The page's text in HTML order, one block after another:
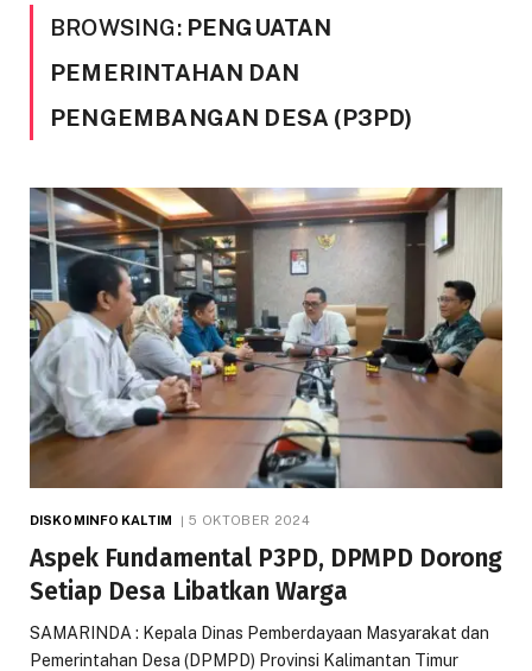
BROWSING: PENGUATAN
PEMERINTAHAN DAN
PENGEMBANGAN DESA (P3PD)
DISKOMINFO KALTIM 5 OKTOBER 2024
Aspek Fundamental P3PD, DPMPD Dorong
Setiap Desa Libatkan Warga
SAMARINDA : Kepala Dinas Pemberdayaan Masyarakat dan
Pemerintahan Desa (DPMPD) Provinsi Kalimantan Timur